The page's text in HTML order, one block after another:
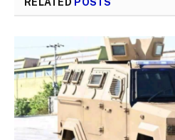
RELATED POSTS